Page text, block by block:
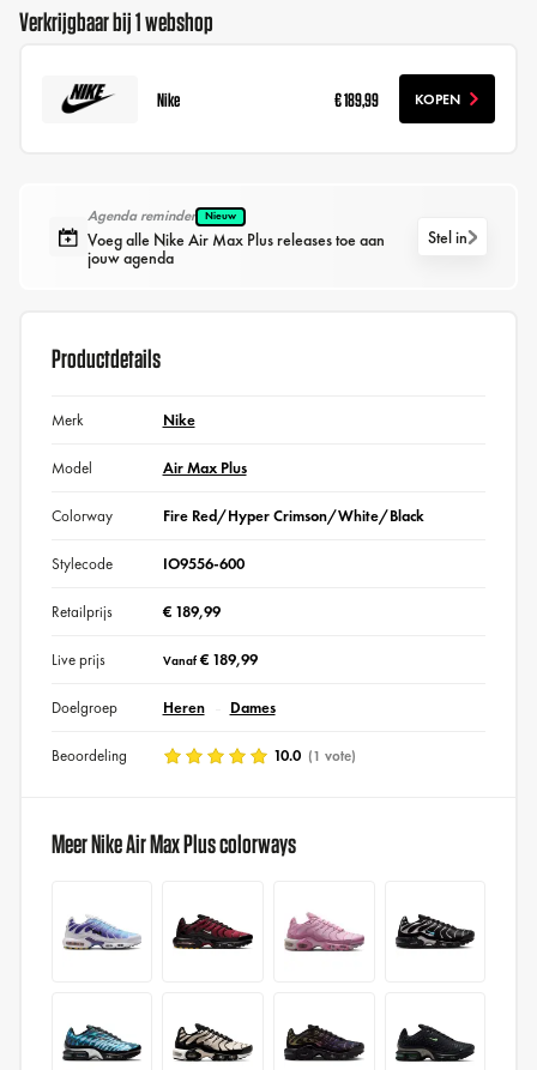
Verkrijgbaar bij 1 webshop
Nike € 189,99 KOPEN
Agenda reminder Nieuw
Voeg alle Nike Air Max Plus releases toe aan
jouw agenda
Stel in
Productdetails
Merk Nike
Model Air Max Plus
Colorway Fire Red/Hyper Crimson/White/Black
Stylecode IO9556-600
Retailprijs € 189,99
Live prijs Vanaf€ 189,99
Doelgroep Heren Dames
Beoordeling 10.0 (1 vote)
Meer Nike Air Max Plus colorways